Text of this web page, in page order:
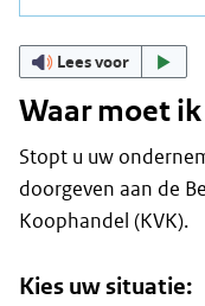
Lees voor
Waar moet
Stopt u uw
doorgeven aan de
Koophandel (KVK).
Kies uw situatie: